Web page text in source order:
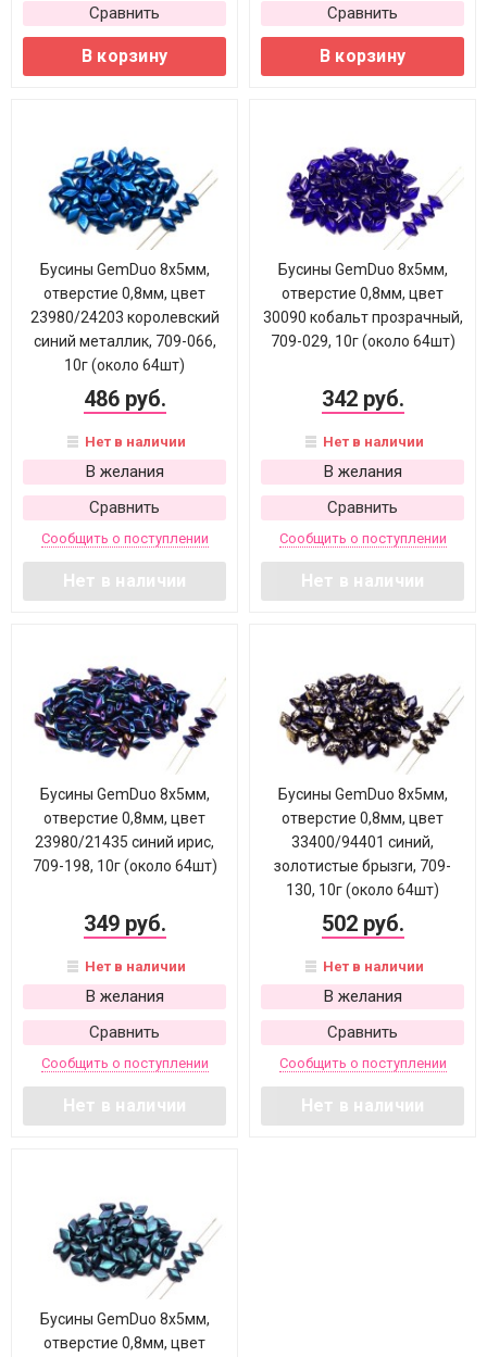
Сравнить
В корзину
Сравнить
В корзину
Бусины GemDuo 8х5мм,
отверстие 0,8мм, цвет
23980/24203 королевский
синий металлик, 709-066,
10г (около 64шт)
486 руб.
Нет в наличии
В желания
Сравнить
Сообщить о поступлении
Нет в наличии
Бусины GemDuo 8х5мм,
отверстие 0,8мм, цвет
30090 кобальт прозрачный,
709-029, 10г (около 64шт)
342 руб.
Нет в наличии
В желания
Сравнить
Сообщить о поступлении
Нет в наличии
Бусины GemDuo 8х5мм,
отверстие 0,8мм, цвет
23980/21435 синий ирис,
709-198, 10г (около 64шт)
349 руб.
Нет в наличии
В желания
Сравнить
Сообщить о поступлении
Нет в наличии
Бусины GemDuo 8х5мм,
отверстие 0,8мм, цвет
33400/94401 синий,
золотистые брызги, 709-
130, 10г (около 64шт)
502 руб.
Нет в наличии
В желания
Сравнить
Сообщить о поступлении
Нет в наличии
Бусины GemDuo 8х5мм,
отверстие 0,8мм, цвет